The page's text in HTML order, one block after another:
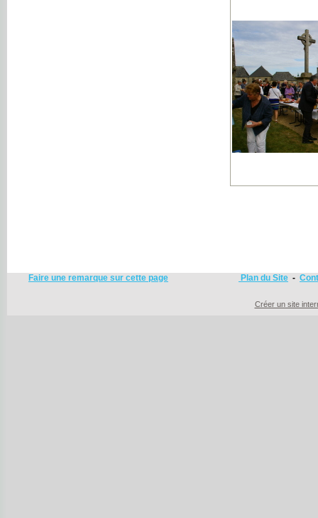
Faire une remarque sur cette page Plan du Site -
Créer un site